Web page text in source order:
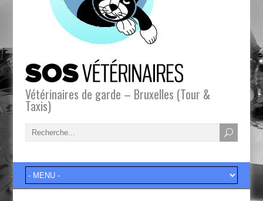
Vétérinaires de garde – Bruxelles (Tour &
Taxis)